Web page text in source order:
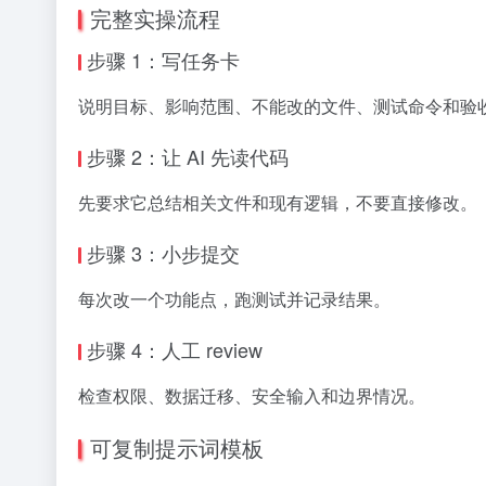
完整实操流程
步骤 1：写任务卡
说明目标、影响范围、不能改的文件、测试命令和验
步骤 2：让 AI 先读代码
先要求它总结相关文件和现有逻辑，不要直接修改。
步骤 3：小步提交
每次改一个功能点，跑测试并记录结果。
步骤 4：人工 review
检查权限、数据迁移、安全输入和边界情况。
可复制提示词模板